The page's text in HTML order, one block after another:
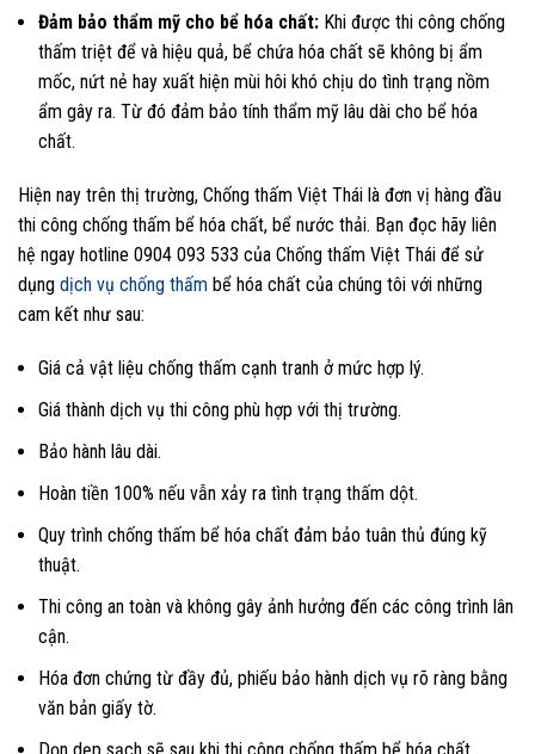
Đảm bảo thẩm mỹ cho bể hóa chất: Khi được thi công chống
thấm triệt để và hiệu quả, bể chứa hóa chất sẽ không bị ẩm
mốc, nứt nẻ hay xuất hiện mùi hôi khó chịu do tình trạng nồm
ẩm gây ra. Từ đó đảm bảo tính thẩm mỹ lâu dài cho bể hóa
chất.
Hiện nay trên thị trường, Chống thấm Việt Thái là đơn vị hàng đầu
thi công chống thấm bể hóa chất, bể nước thải. Bạn đọc hãy liên
hệ ngay hotline 0904 093 533 của Chống thấm Việt Thái để sử
dụng dịch vụ chống thấm bể hóa chất của chúng tôi với những
cam kết như sau:
Giá cả vật liệu chống thấm cạnh tranh ở mức hợp lý.
Giá thành dịch vụ thi công phù hợp với thị trường.
Bảo hành lâu dài.
Hoàn tiền 100% nếu vẫn xảy ra tình trạng thấm dột.
Quy trình chống thấm bể hóa chất đảm bảo tuân thủ đúng kỹ
thuật.
Thi công an toàn và không gây ảnh hưởng đến các công trình lân
cận.
Hóa đơn chứng từ đầy đủ, phiếu bảo hành dịch vụ rõ ràng bằng
văn bản giấy tờ.
Dọn dẹp sạch sẽ sau khi thi công chống thấm bể hóa chất.